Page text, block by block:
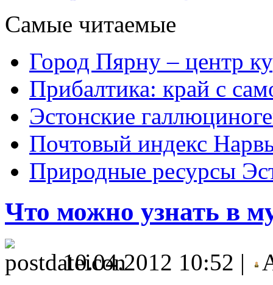
Самые читаемые
Город Пярну – центр
Прибалтика: край с
Эстонские
Почтовый индекс
Природные ресурсы
Что можно узнать в
10.04.2012 10:52 |